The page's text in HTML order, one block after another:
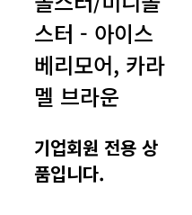
스터 - 아이스
베리모어, 카라
멜 브라운
기업회원 전용 상
품입니다.